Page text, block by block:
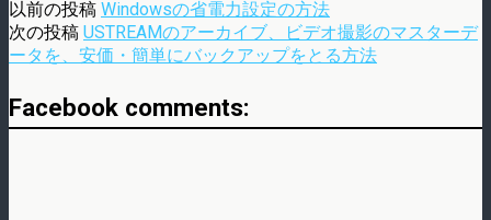
以前の投稿 Windowsの省電力設定の方法
次の投稿 USTREAMのアーカイブ、ビデオ撮影のマスターデ
ータを、安価・簡単にバックアップをとる方法
Facebook comments: